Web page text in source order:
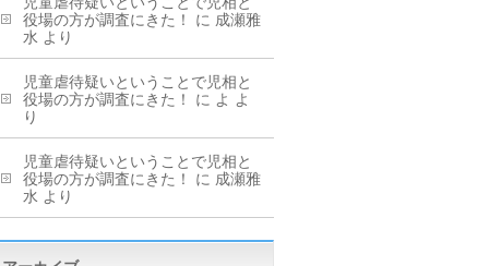
役場の方が調査にきた！
に 成瀬雅
水 より
児童虐待疑いということで児相と
役場の方が調査にきた！
に よ よ
り
児童虐待疑いということで児相と
役場の方が調査にきた！
に 成瀬雅
水 より